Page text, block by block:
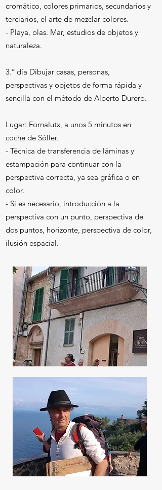
cromático, colores primarios, secundarios y
terciarios, el arte de mezclar colores.
- Playa, olas. Mar, estudios de objetos y
naturaleza.
3.º día Dibujar casas, personas,
perspectivas y objetos de forma rápida y
sencilla con el método de Alberto Durero.
​​Lugar: Fornalutx, a unos 5 minutos en
coche de Sóller.
- Técnica de transferencia de láminas y
estampación para continuar con la
perspectiva correcta, ya sea gráfica o en
color.
- Si es necesario, introducción a la
perspectiva con un punto, perspectiva de
dos puntos, horizonte, perspectiva de color,
ilusión espacial.